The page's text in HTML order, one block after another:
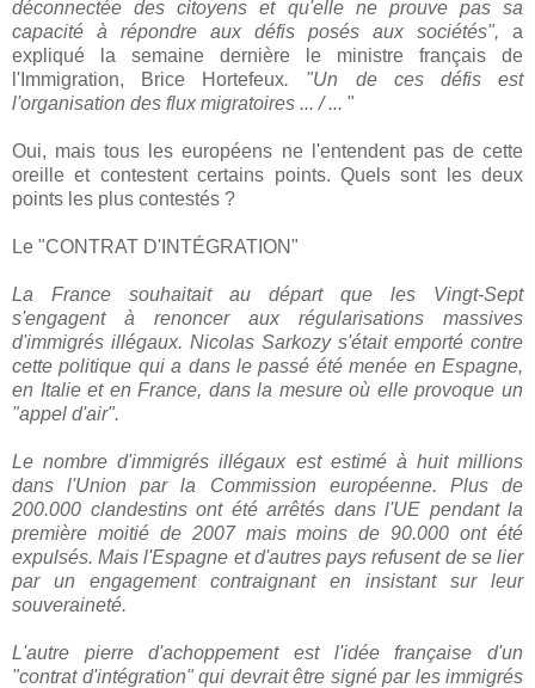
déconnectée des citoyens et qu'elle ne prouve pas sa
capacité à répondre aux défis posés aux sociétés", a
expliqué la semaine dernière le ministre français de
l'Immigration, Brice Hortefeux. "Un de ces défis est
l'organisation des flux migratoires ... / ... "
Oui, mais tous les européens ne l'entendent pas de cette
oreille et contestent certains points. Quels sont les deux
points les plus contestés ?
Le "CONTRAT D'INTÉGRATION"
La France souhaitait au départ que les Vingt-Sept
s'engagent à renoncer aux régularisations massives
d'immigrés illégaux. Nicolas Sarkozy s'était emporté contre
cette politique qui a dans le passé été menée en Espagne,
en Italie et en France, dans la mesure où elle provoque un
"appel d'air".
Le nombre d'immigrés illégaux est estimé à huit millions
dans l'Union par la Commission européenne. Plus de
200.000 clandestins ont été arrêtés dans l'UE pendant la
première moitié de 2007 mais moins de 90.000 ont été
expulsés. Mais l'Espagne et d'autres pays refusent de se lier
par un engagement contraignant en insistant sur leur
souveraineté.
L'autre pierre d'achoppement est l'idée française d'un
"contrat d'intégration" qui devrait être signé par les immigrés